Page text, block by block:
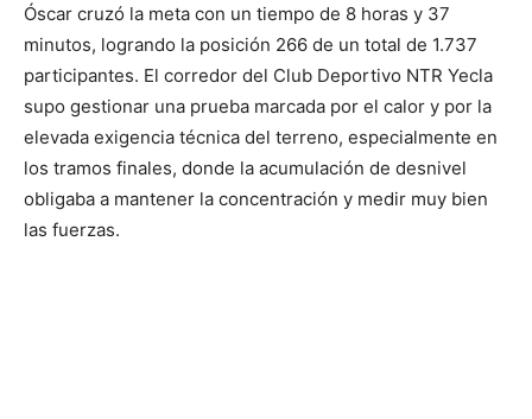
Óscar cruzó la meta con un tiempo de 8 horas y 37
minutos, logrando la posición 266 de un total de 1.737
participantes. El corredor del Club Deportivo NTR Yecla
supo gestionar una prueba marcada por el calor y por la
elevada exigencia técnica del terreno, especialmente en
los tramos finales, donde la acumulación de desnivel
obligaba a mantener la concentración y medir muy bien
las fuerzas.